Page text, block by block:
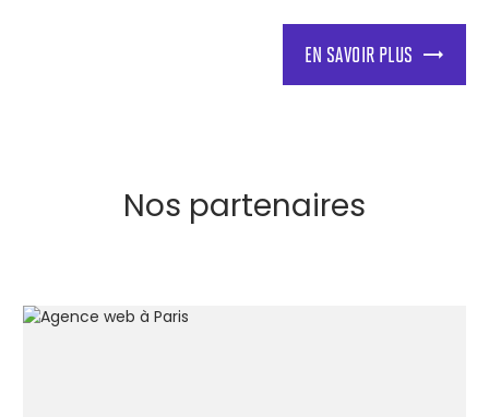
EN SAVOIR PLUS
Nos partenaires